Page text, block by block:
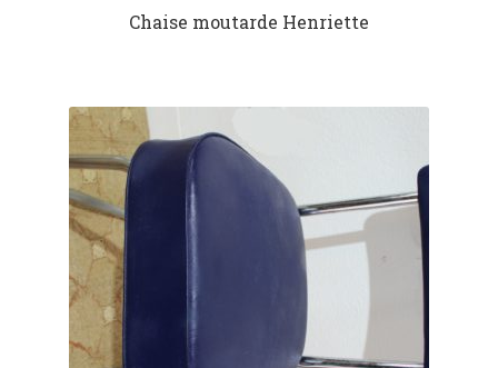
Chaise moutarde Henriette